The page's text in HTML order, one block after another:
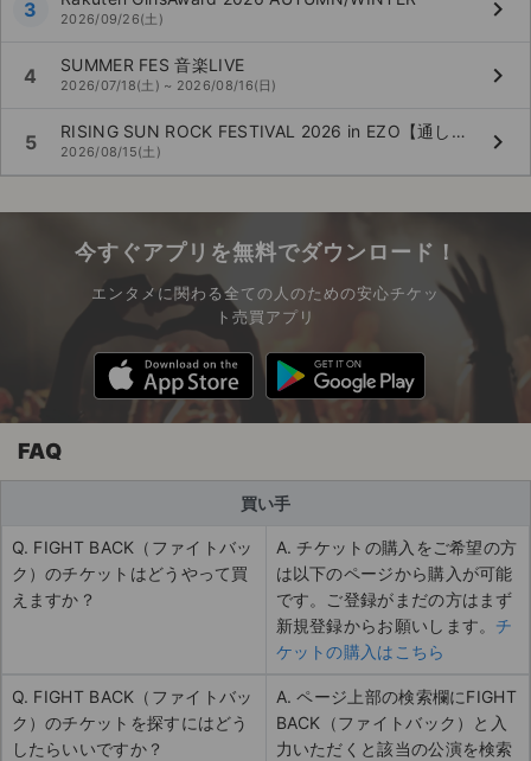
3 2026/09/26(土) keyboard_arrow_right
4 SUMMER FES 音楽LIVE
2026/07/18(土) ~ 2026/08/16(日) keyboard_arrow_right
5 RISING SUN ROCK FESTIVAL 2026 in EZO【通し券】
2026/08/15(土) keyboard_arrow_right
今すぐアプリを無料でダウンロード！
エンタメに関わる全ての人のための安心チケッ
ト売買アプリ
FAQ
買い手
Q. FIGHT BACK（ファイトバッ
ク）のチケットはどうやって買
えますか？
A. チケットの購入をご希望の方
は以下のページから購入が可能
です。ご登録がまだの方はまず
新規登録からお願いします。 チ
ケットの購入はこちら
Q. FIGHT BACK（ファイトバッ
ク）のチケットを探すにはどう
したらいいですか？
A. ページ上部の検索欄にFIGHT
BACK（ファイトバック）と入
力いただくと該当の公演を検索